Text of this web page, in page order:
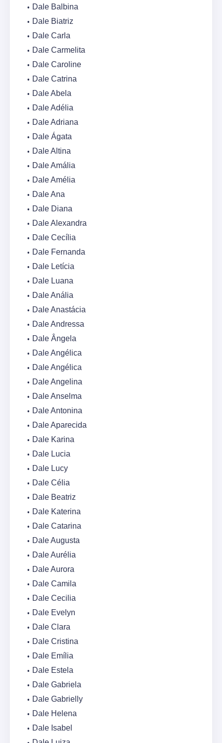
Dale Balbina
Dale Biatriz
Dale Carla
Dale Carmelita
Dale Caroline
Dale Catrina
Dale Abela
Dale Adélia
Dale Adriana
Dale Ágata
Dale Altina
Dale Amália
Dale Amélia
Dale Ana
Dale Diana
Dale Alexandra
Dale Cecília
Dale Fernanda
Dale Letícia
Dale Luana
Dale Anália
Dale Anastácia
Dale Andressa
Dale Ângela
Dale Angélica
Dale Angélica
Dale Angelina
Dale Anselma
Dale Antonina
Dale Aparecida
Dale Karina
Dale Lucia
Dale Lucy
Dale Célia
Dale Beatriz
Dale Katerina
Dale Catarina
Dale Augusta
Dale Aurélia
Dale Aurora
Dale Camila
Dale Cecilia
Dale Evelyn
Dale Clara
Dale Cristina
Dale Emília
Dale Estela
Dale Gabriela
Dale Gabrielly
Dale Helena
Dale Isabel